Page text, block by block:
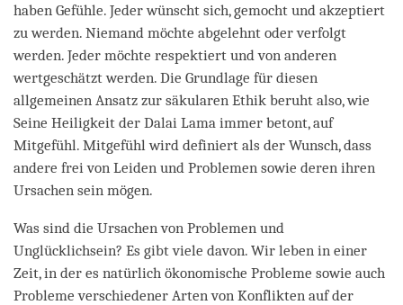
haben Gefühle. Jeder wünscht sich, gemocht und akzeptiert
zu werden. Niemand möchte abgelehnt oder verfolgt
werden. Jeder möchte respektiert und von anderen
wertgeschätzt werden. Die Grundlage für diesen
allgemeinen Ansatz zur säkularen Ethik beruht also, wie
Seine Heiligkeit der Dalai Lama immer betont, auf
Mitgefühl. Mitgefühl wird definiert als der Wunsch, dass
andere frei von Leiden und Problemen sowie deren ihren
Ursachen sein mögen.
Was sind die Ursachen von Problemen und
Unglücklichsein? Es gibt viele davon. Wir leben in einer
Zeit, in der es natürlich ökonomische Probleme sowie auch
Probleme verschiedener Arten von Konflikten auf der